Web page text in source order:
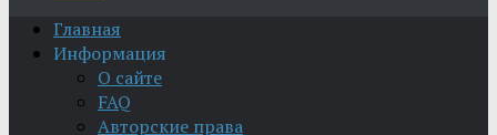
Главная
Информация
О сайте
FAQ
Авторские права